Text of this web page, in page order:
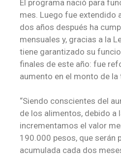
El programa nació para
mes. Luego fue extendido
dos años después ha
mensuales y, gracias a la
tiene garantizado su
finales de este año: fue
aumento en el monto de la
“Siendo conscientes del
de los alimentos, debido a
incrementamos el valor
190.000 pesos, que serán
acumulada cada dos